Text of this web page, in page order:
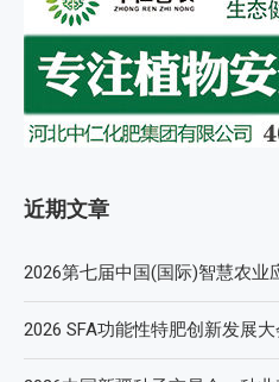
近期文章
2026第七届中国(国际)智慧农业
2026 SFA功能性特肥创新发展